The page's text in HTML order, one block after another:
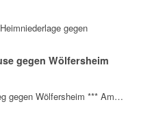
gegen
gegen Wölfersheim
gegen Wölfersheim *** Am…